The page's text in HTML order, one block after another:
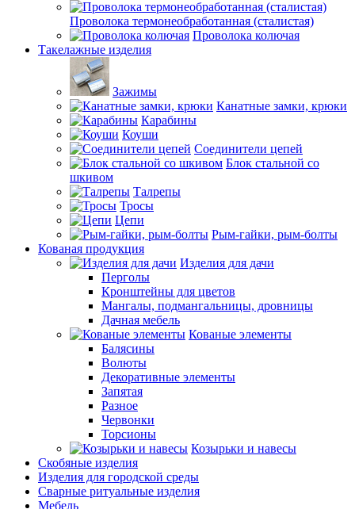
Проволока термонеобработанная (сталистая)
Проволока колючая
Такелажные изделия
Зажимы
Канатные замки, крюки
Карабины
Коуши
Соединители цепей
Блок стальной со
шкивом
Талрепы
Тросы
Цепи
Рым-гайки, рым-болты
Кованая продукция
Изделия для дачи
Перголы
Кронштейны для цветов
Мангалы, подмангальницы, дровницы
Дачная мебель
Кованые элементы
Балясины
Волюты
Декоративные элементы
Запятая
Разное
Червонки
Торсионы
Козырьки и навесы
Скобяные изделия
Изделия для городской среды
Сварные ритуальные изделия
Мебель